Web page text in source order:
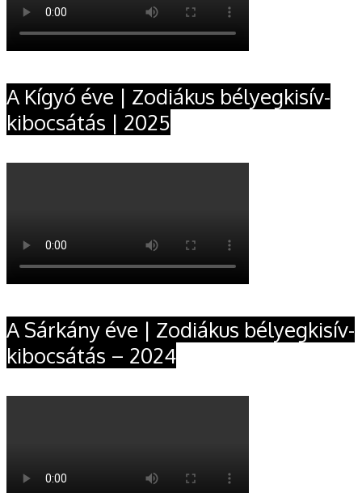
A Kígyó éve | Zodiákus bélyegkisív-
kibocsátás | 2025
A Sárkány éve | Zodiákus bélyegkisív-
kibocsátás – 2024